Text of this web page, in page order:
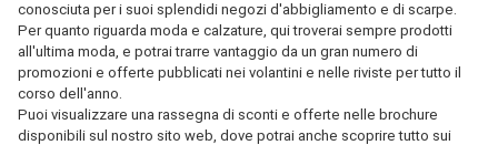
conosciuta per i suoi splendidi negozi d'abbigliamento e di scarpe.
Per quanto riguarda moda e calzature, qui troverai sempre prodotti
all'ultima moda, e potrai trarre vantaggio da un gran numero di
promozioni e offerte pubblicati nei volantini e nelle riviste per tutto il
corso dell'anno.
Puoi visualizzare una rassegna di sconti e offerte nelle brochure
disponibili sul nostro sito web, dove potrai anche scoprire tutto sui